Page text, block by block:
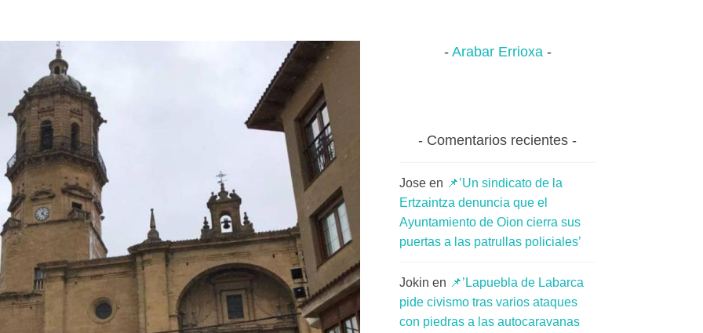
Arabar Errioxa
Comentarios recientes
Jose en 📌’Un sindicato de la
Ertzaintza denuncia que el
Ayuntamiento de Oion cierra sus
puertas a las patrullas policiales’
Jokin en 📌’Lapuebla de Labarca
pide civismo tras varios ataques
con piedras a las autocaravanas